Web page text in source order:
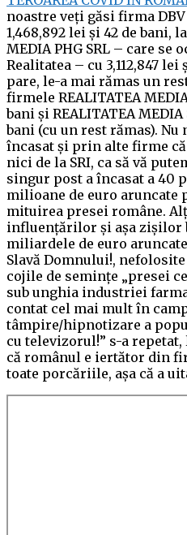
noastre veți găsi firma DBV
1,468,892 lei și 42 de bani,
MEDIA PHG SRL – care se
Realitatea – cu 3,112,847 lei
pare, le-a mai rămas un
firmele REALITATEA
bani și REALITATEA MEDIA
bani (cu un rest rămas).
încasat și prin alte firme
nici de la SRI, ca să vă
singur post a încasat a 40
milioane de euro aruncate
mituirea presei române.
influențărilor și așa zișilor
miliardele de euro
Slavă Domnului!,
cojile de semințe „presei
sub unghia industriei
contat cel mai mult în
tâmpire/hipnotizare a
cu televizorul!” s-a
că românul e iertător din
toate porcăriile, așa că a